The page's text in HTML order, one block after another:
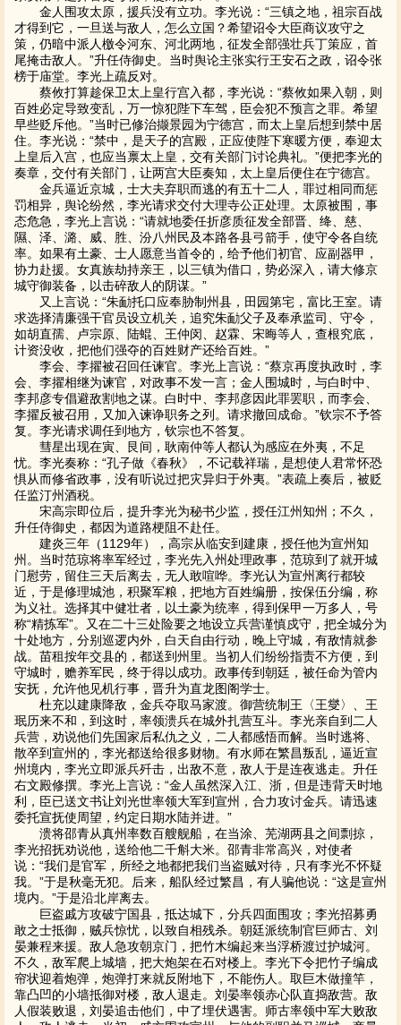
金人围攻太原，援兵没有立功。李光说：“三镇之地，祖宗百战
才得到它，一旦送与敌人，怎么立国？希望诏令大臣商议攻守之
策，仍暗中派人檄令河东、河北两地，征发全部强壮兵丁策应，首
尾掩击敌人。”升任侍御史。当时舆论主张实行王安石之政，诏令张
榜于庙堂。李光上疏反对。
蔡攸打算趁保卫太上皇行宫入都，李光说：“蔡攸如果入朝，则
百姓必定导致变乱，万一惊犯陛下车驾，臣会犯不预言之罪。希望
早些贬斥他。”当时已修治撷景园为宁德宫，而太上皇后想到禁中居
住。李光说：“禁中，是天子的宫殿，正应使陛下寒暖方便，奉迎太
上皇后入宫，也应当禀太上皇，交有关部门讨论典礼。”便把李光的
奏章，交付有关部门，让两宫大臣奏知，太上皇后便住在宁德宫。
金兵逼近京城，士大夫弃职而逃的有五十二人，罪过相同而惩
罚相异，舆论纷然，李光请求交付大理寺公正处理。太原被围，事
态危急，李光上言说：“请就地委任折彦质征发全部晋、绛、慈、
隰、泽、潞、威、胜、汾八州民及本路各县弓箭手，使守令各自统
率。如果有土豪、士人愿意当首令的，给予他们初官、应副器甲，
协力赴援。女真族劫持亲王，以三镇为借口，势必深入，请大修京
城守御装备，以击碎敌人的阴谋。”
又上言说：“朱勔托口应奉胁制州县，田园第宅，富比王室。请
求选择清廉强干官员设立机关，追究朱勔父子及奉承监司、守令，
如胡直孺、卢宗原、陆蜫、王仲闵、赵霖、宋晦等人，查根究底，
计资没收，把他们强夺的百姓财产还给百姓。”
李会、李擢被召回任谏官。李光上言说：“蔡京再度执政时，李
会、李擢相继为谏官，对政事不发一言；金人围城时，与白时中、
李邦彦专倡避敌割地之谋。白时中、李邦彦因此罪罢职，而李会、
李擢反被召用，又加入谏诤职务之列。请求撤回成命。”钦宗不予答
复。李光请求调任到地方，钦宗也不答复。
彗星出现在寅、艮间，耿南仲等人都认为感应在外夷，不足
忧。李光奏称：“孔子做《春秋》，不记载祥瑞，是想使人君常怀恐
惧从而修省政事，没有听说过把灾异归于外夷。”表疏上奏后，被贬
任监汀州酒税。
宋高宗即位后，提升李光为秘书少监，授任江州知州；不久，
升任侍御史，都因为道路梗阻不赴任。
建炎三年（1129年），高宗从临安到建康，授任他为宣州知
州。当时范琼将率军经过，李光先入州处理政事，范琼到了就开城
门慰劳，留住三天后离去，无人敢喧哗。李光认为宣州离行都较
近，于是修理城池，积聚军粮，把地方百姓编册，按保伍分编，称
为义社。选择其中健壮者，以土豪为统率，得到保甲一万多人，号
称“精拣军”。又在二十三处险要之地设立兵营谨慎戍守，把全城分为
十处地方，分别巡逻内外，白天自由行动，晚上守城，有敌情就参
战。苗租按年交县的，都送到州里。当初人们纷纷指责不方便，到
守城时，赡养军民，终于得以成功。政事传到朝廷，被任命为管内
安抚，允许他见机行事，晋升为直龙图阁学士。
杜充以建康降敌，金兵夺取马家渡。御营统制王〈王燮〉、王
珉历来不和，到这时，率领溃兵在城外扎营互斗。李光亲自到二人
兵营，劝说他们先国家后私仇之义，二人都感悟而解。当时逃将、
散卒到宣州的，李光都送给很多财物。有水师在繁昌叛乱，逼近宣
州境内，李光立即派兵歼击，出敌不意，敌人于是连夜逃走。升任
右文殿修撰。李光上言说：“金人虽然深入江、浙，但是违背天时地
利，臣已送文书让刘光世率领大军到宣州，合力攻讨金兵。请迅速
委托宣抚使周望，约定日期水陆并进。”
溃将邵青从真州率数百艘舰船，在当涂、芜湖两县之间剽掠，
李光招抚劝说他，送给他二千斛大米。邵青非常高兴，对使者
说：“我们是官军，所经之地都把我们当盗贼对待，只有李光不怀疑
我。”于是秋毫无犯。后来，船队经过繁昌，有人骗他说：“这是宣州
境内。”于是沿北岸离去。
巨盗戚方攻破宁国县，抵达城下，分兵四面围攻；李光招募勇
敢之士抵御，贼兵惊忧，以致自相残杀。朝廷派统制官巨师古、刘
晏兼程来援。敌人急攻朝京门，把竹木编起来当浮桥渡过护城河。
不久，敌军爬上城墙，把大炮架在石对楼上。李光下令把竹子编成
帘状迎着炮弹，炮弹打来就反附地下，不能伤人。取巨木做撞竿，
靠凸凹的小墙抵御对楼，敌人退走。刘晏率领赤心队直捣敌营。敌
人假装败退，刘晏追击他们，中了埋伏遇害。师古率领中军大败敌